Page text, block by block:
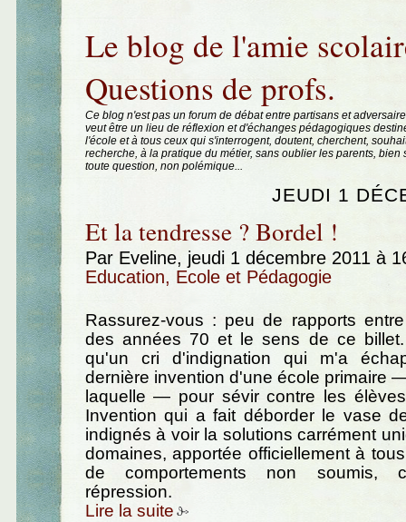
Le blog de l'amie
Questions de profs.
Ce blog n'est pas un forum de débat entre partisans et
veut être un lieu de réflexion et d'échanges pédagogiques
l'école et à tous ceux qui s'interrogent, doutent, cherchent,
recherche, à la pratique du métier, sans oublier les parents, bien
toute question, non polémique...
JEUDI 1
Et la tendresse ? Bordel !
Par Eveline, jeudi 1 décembre 2011 à
Education, Ecole et Pédagogie
Rassurez-vous : peu de rapports
des années 70 et le sens de ce
qu'un cri d'indignation qui m'a
dernière invention d'une école primaire
laquelle — pour sévir contre les
Invention qui a fait déborder le vase
indignés à voir la solutions carrément
domaines, apportée officiellement à
de comportements non soumis,
répression.
Lire la suite